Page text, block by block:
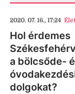
2020. 07. 16., 17:24
Hol érdemes
a bölcsőde-
dolgokat?